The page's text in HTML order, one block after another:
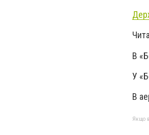
В
У
В
Якщо